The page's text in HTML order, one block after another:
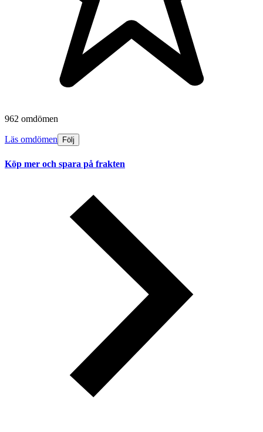
962 omdömen
Läs omdömen Följ
Köp mer och spara på frakten